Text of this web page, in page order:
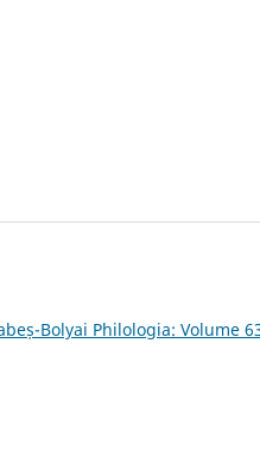
Bolyai Philologia: Volume